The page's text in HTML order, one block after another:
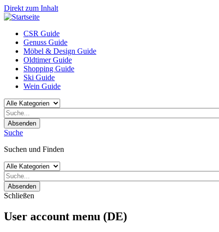
Direkt zum Inhalt
CSR Guide
Genuss Guide
Möbel & Design Guide
Oldtimer Guide
Shopping Guide
Ski Guide
Wein Guide
Absenden
Suche
Suchen und Finden
Absenden
Schließen
User account menu (DE)